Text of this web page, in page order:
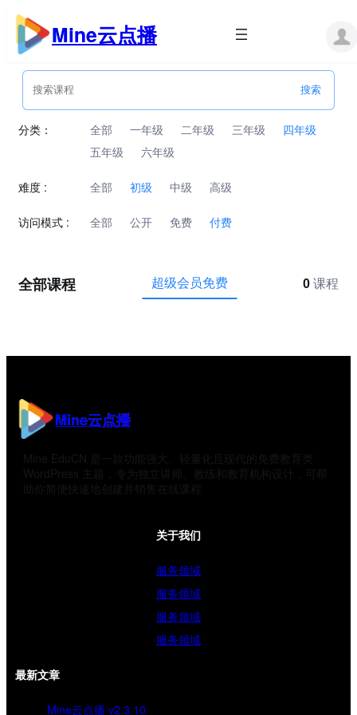
跳
内
Mine云点播
分类： 全部 一年级 二年级 三年级
四年级
五年级
六年级
难度 : 全部 初级 中级 高级
访问模式 : 全部 公开 免费 付费
全部课程 超级会员免费 0 课程
Mine云点播
Mine EduCN 是一款功能强大、轻量化且现代的免费教育类
WordPress 主题，专为独立讲师、教练和教育机构设计，可帮
助你简便快速地创建并销售在线课程
关于我们
服务领域
服务领域
服务领域
服务领域
最新文章
Mine云点播 v2.3.10